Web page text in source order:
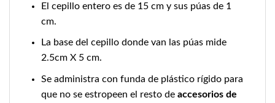
El cepillo entero es de 15 cm y sus púas de 1
cm.
La base del cepillo donde van las púas mide
2.5cm X 5 cm.
Se administra con funda de plástico rígido para
que no se estropeen el resto de accesorios de